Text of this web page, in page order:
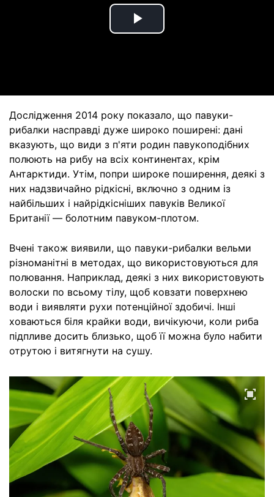
Play
Дослідження 2014 року показало, що павуки-
рибалки насправді дуже широко поширені: дані
вказують, що види з п'яти родин павукоподібних
полюють на рибу на всіх континентах, крім
Антарктиди. Утім, попри широке поширення, деякі з
них надзвичайно рідкісні, включно з одним із
найбільших і найрідкісніших павуків Великої
Британії — болотним павуком-плотом.
Вчені також виявили, що павуки-рибалки вельми
різноманітні в методах, що використовуються для
полювання. Наприклад, деякі з них використовують
волоски по всьому тілу, щоб ковзати поверхнею
води і виявляти рухи потенційної здобичі. Інші
ховаються біля крайки води, вичікуючи, коли риба
підпливе досить близько, щоб її можна було набити
отрутою і витягнути на сушу.